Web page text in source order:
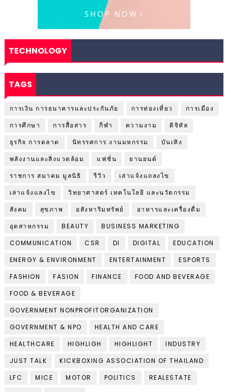
TECHNOLOGY
TAGS
การเงิน การธนาคารและประกันภัย การท่องเที่ยว
การเมือง
การศึกษา
การสื่อสาร กีฬา ความงาม
ดิจิทัล
ธุรกิจ การตลาด
นิทรรศการ งานมหกรรม
บันเทิง
พลังงานและสิ่งแวดล้อม
แฟชั่น
ยานยนต์
ราชการ สมาคม มูลนิธิ
รีวิว
เล่าแจ้งแถลงไข
เล่าแจ้งแลงไข
วิทยาศาสตร์ เทคโนโลยี และนวัตกรรม
สังคม
สุขภาพ อสังหาริมทรัพย์
อาหารและเครื่องดื่ม
อุตสาหกรรม
BEAUTY
BUSINESS MARKETING
COMMUNICATION
CSR DI DIGITAL
EDUCATION
ENERGY & ENVIRONMENT
ENTERTAINMENT
ESPORTS
FASHION
FASION FINANCE
FOOD AND BEVERAGE
FOOD & BEVERAGE
GOVERNMENT NONPROFITORGANIZATION
GOVERNMENT & NPO
HEALTH AND CARE
HEALTHCARE
HIGHLIGH HIGHLIGHT
INDUSTRY
JUST TALK
KICKBOXING ASSOCIATION OF THAILAND
LFC
MICE MOTOR POLITICS
REALESTATE